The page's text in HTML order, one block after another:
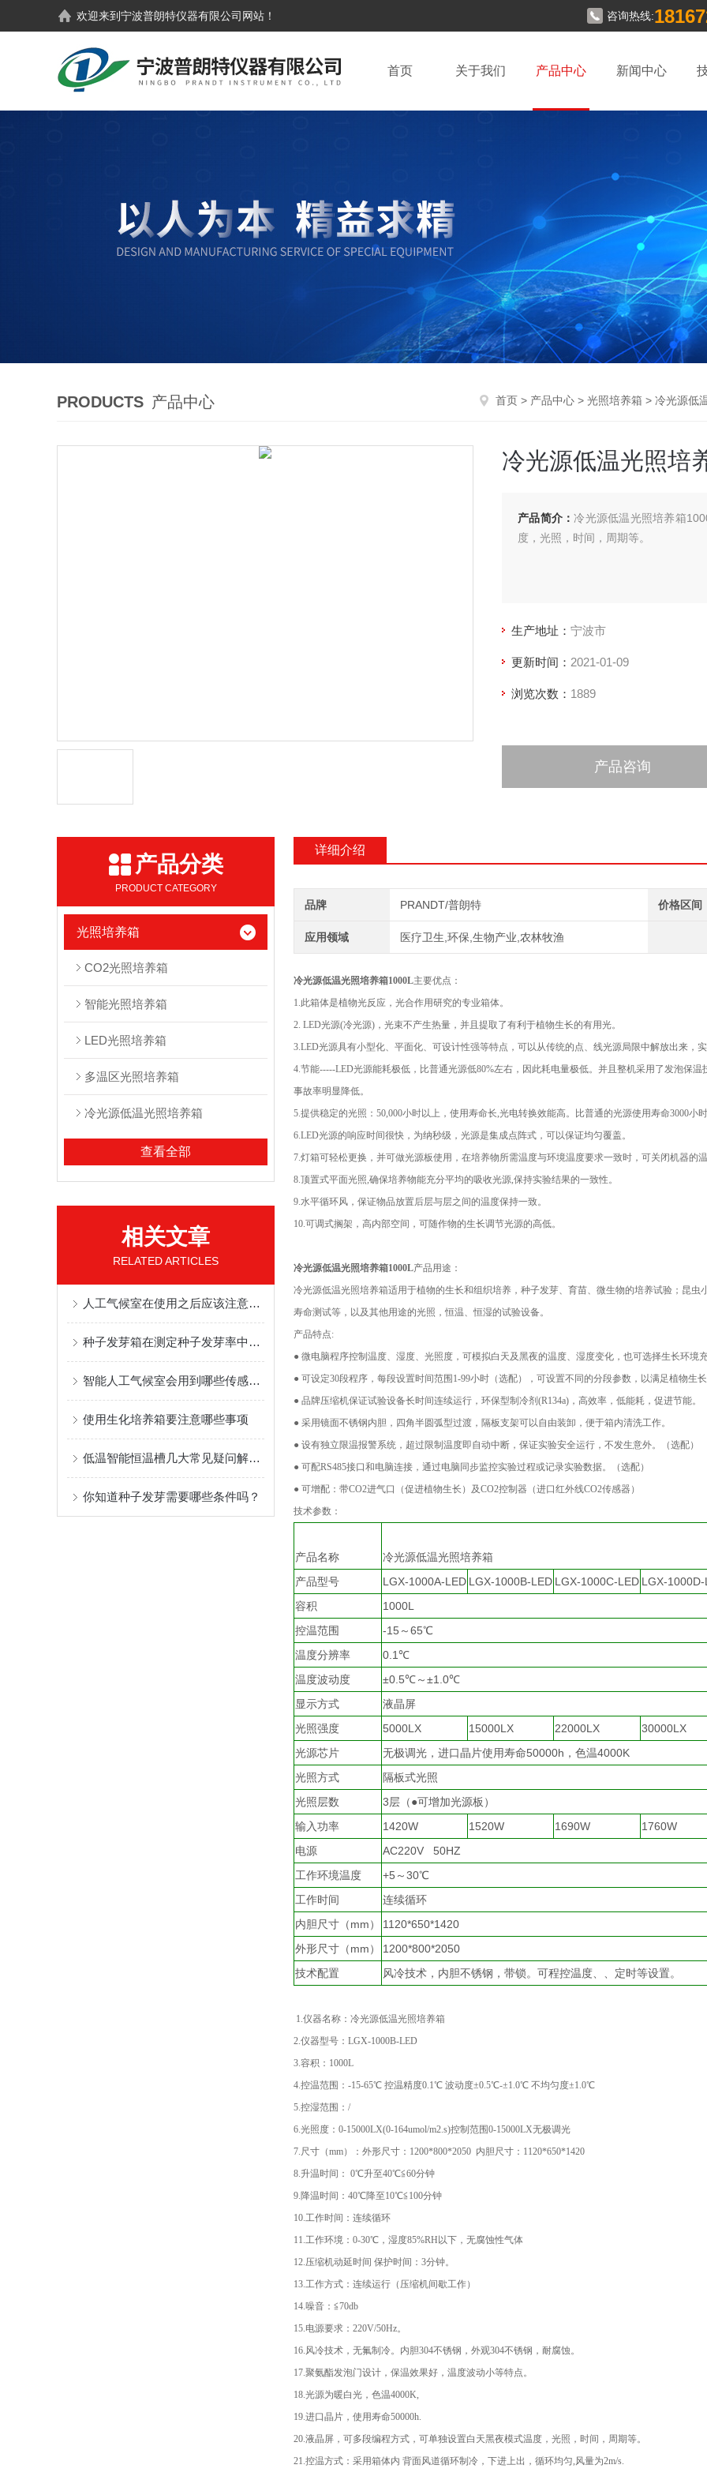
欢迎来到宁波普朗特仪器有限公司 网站！ 咨询热线:
首页 关于我们 产品中心 新闻中心
PRODUCTS 产品中心 首页 > 产品中心 > 光照培养箱 > 冷光源低
冷光源低温光照培
产品简介：冷光源低温光照培养箱
度，光照，时间，周期等。
生产地址： 宁波市
更新时间： 2021-01-09
浏览次数： 1889
产品咨询
产品分类
PRODUCT CATEGORY
光照培养箱
CO2光照培养箱
智能光照培养箱
LED光照培养箱
多温区光照培养箱
冷光源低温光照培养箱
查看全部
相关文章
RELATED ARTICLES
人工气候室在使用之后应该注意哪些维护事项
种子发芽箱在测定种子发芽率中的应用
智能人工气候室会用到哪些传感器？
使用生化培养箱要注意哪些事项
低温智能恒温槽几大常见疑问解答！
你知道种子发芽需要哪些条件吗？
详细介绍
品牌 PRANDT/普朗特 价格区间
应用领域 医疗卫生,环保,生物产业,农林牧渔
冷光源低温光照培养箱1000L主要优点：
1.此箱体是植物光反应，光合作用研究的专业箱体。
2. LED光源(冷光源)，光束不产生热量，并且提取了有利于植物生长的有用光。
3.LED光源具有小型化、平面化、可设计性强等特点，可以从传统的点、线光源局限中解放出来，
4.节能-----LED光源能耗极低，比普通光源低80%左右，因此耗电量极低。并且整机采用了发泡保
事故率明显降低。
5.提供稳定的光照：50,000小时以上，使用寿命长,光电转换效能高。比普通的光源使用寿命3000小时
6.LED光源的响应时间很快，为纳秒级，光源是集成点阵式，可以保证均匀覆盖。
7.灯箱可轻松更换，并可做光源板使用，在培养物所需温度与环境温度要求一致时，可关闭机器的
8.顶置式平面光照,确保培养物能充分平均的吸收光源,保持实验结果的一致性。
9.水平循环风，保证物品放置后层与层之间的温度保持一致。
10.可调式搁架，高内部空间，可随作物的生长调节光源的高低。
冷光源低温光照培养箱1000L产品用途：
冷光源低温光照培养箱适用于植物的生长和组织培养，种子发芽、育苗、微生物的培养试验；昆
寿命测试等，以及其他用途的光照，恒温、恒湿的试验设备。
产品特点:
● 微电脑程序控制温度、湿度、光照度，可模拟白天及黑夜的温度、湿度变化，也可选择生长环境充
● 可设定30段程序，每段设置时间范围1-99小时（选配），可设置不同的分段参数，以满足植物生长
● 品牌压缩机保证试验设备长时间连续运行，环保型制冷剂(R134a)，高效率，低能耗，促进节能。
● 采用镜面不锈钢内胆，四角半圆弧型过渡，隔板支架可以自由装卸，便于箱内清洗工作。
● 设有独立限温报警系统，超过限制温度即自动中断，保证实验安全运行，不发生意外。（选配）
● 可配RS485接口和电脑连接，通过电脑同步监控实验过程或记录实验数据。（选配）
● 可增配：带CO2进气口（促进植物生长）及CO2控制器（进口红外线CO2传感器）
技术参数：
产品名称
冷光源低温光照培养箱
产品型号
LGX-1000A-LED LGX-1000B-LED LGX-1000C-LED LGX-1000D-
容积
1000L
控温范围
-15～65℃
温度分辨率
0.1℃
温度波动度
±0.5℃～±1.0℃
显示方式
液晶屏
光照强度
5000LX 15000LX 22000LX
30000LX
光源芯片
无极调光，进口晶片使用寿命50000h，色温4000K
光照方式
隔板式光照
光照层数
3层（●可增加光源板）
输入功率
1420W 1520W 1690W
1760W
电源
AC220V 50HZ
工作环境温度
+5～30℃
工作时间
连续循环
内胆尺寸（mm）
1120*650*1420
外形尺寸（mm）
1200*800*2050
技术配置
风冷技术，内胆不锈钢，带锁。可程控温度、、定时等设置。
1.仪器名称：冷光源低温光照培养箱
2.仪器型号：LGX-1000B-LED
3.容积：1000L
4.控温范围：-15-65℃ 控温精度0.1℃ 波动度±0.5℃-±1.0℃ 不均匀度±1.0℃
5.控湿范围：/
6.光照度：0-15000LX(0-164umol/m2.s)控制范围0-15000LX无极调光
7.尺寸（mm）：外形尺寸：1200*800*2050 内胆尺寸：1120*650*1420
8.升温时间： 0℃升至40℃≦60分钟
9.降温时间：40℃降至10℃≦100分钟
10.工作时间：连续循环
11.工作环境：0-30℃，湿度85%RH以下，无腐蚀性气体
12.压缩机动延时间 保护时间：3分钟。
13.工作方式：连续运行（压缩机间歇工作）
14.噪音：≦70db
15.电源要求：220V/50Hz。
16.风冷技术，无氟制冷。内胆304不锈钢，外观304不锈钢，耐腐蚀。
17.聚氨酯发泡门设计，保温效果好，温度波动小等特点。
18.光源为暖白光，色温4000K,
19.进口晶片，使用寿命50000h.
20.液晶屏，可多段编程方式，可单独设置白天黑夜模式温度，光照，时间，周期等。
21.控温方式：采用箱体内 背面风道循环制冷，下进上出，循环均匀,风量为2m/s.